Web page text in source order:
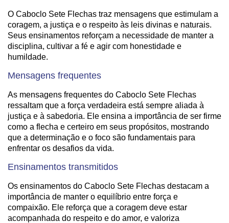
O Caboclo Sete Flechas traz mensagens que estimulam a
coragem, a justiça e o respeito às leis divinas e naturais.
Seus ensinamentos reforçam a necessidade de manter a
disciplina, cultivar a fé e agir com honestidade e
humildade.
Mensagens frequentes
As mensagens frequentes do Caboclo Sete Flechas
ressaltam que a força verdadeira está sempre aliada à
justiça e à sabedoria. Ele ensina a importância de ser firme
como a flecha e certeiro em seus propósitos, mostrando
que a determinação e o foco são fundamentais para
enfrentar os desafios da vida.
Ensinamentos transmitidos
Os ensinamentos do Caboclo Sete Flechas destacam a
importância de manter o equilíbrio entre força e
compaixão. Ele reforça que a coragem deve estar
acompanhada do respeito e do amor, e valoriza